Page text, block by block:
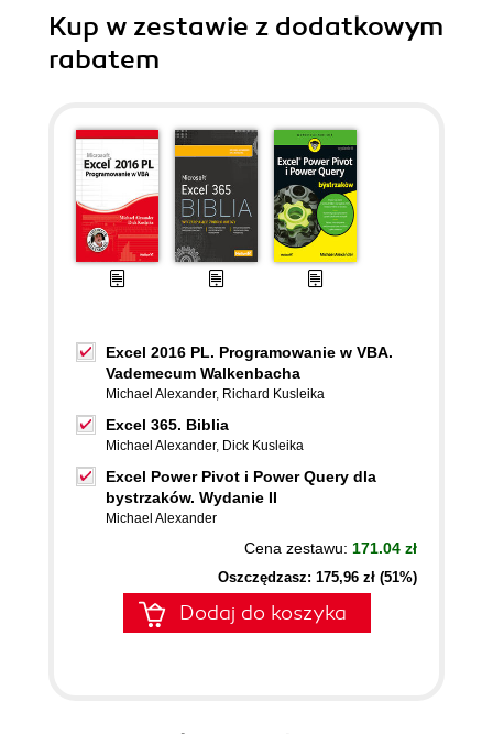
Kup w zestawie z dodatkowym
rabatem
Excel 2016 PL. Programowanie w VBA.
Vademecum Walkenbacha
Michael Alexander, Richard Kusleika
Excel 365. Biblia
Michael Alexander, Dick Kusleika
Excel Power Pivot i Power Query dla
bystrzaków. Wydanie II
Michael Alexander
Cena zestawu: 171.04 zł
Oszczędzasz: 175,96 zł (51%)
Dodaj do koszyka